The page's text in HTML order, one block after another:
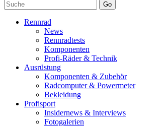
Go
Rennrad
News
Rennradtests
Komponenten
Profi-Räder & Technik
Ausrüstung
Komponenten & Zubehör
Radcomputer & Powermeter
Bekleidung
Profisport
Insidernews & Interviews
Fotogalerien